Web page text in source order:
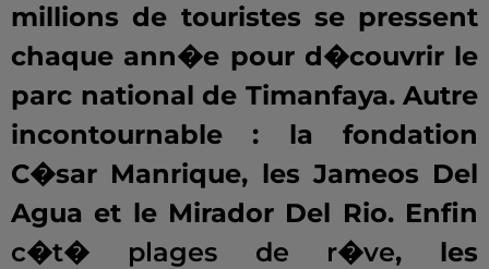
millions de touristes se pressent
chaque ann�e pour d�couvrir le
parc national de Timanfaya. Autre
incontournable : la fondation
C�sar Manrique, les Jameos Del
Agua et le Mirador Del Rio. Enfin
c�t� plages de r�ve, les